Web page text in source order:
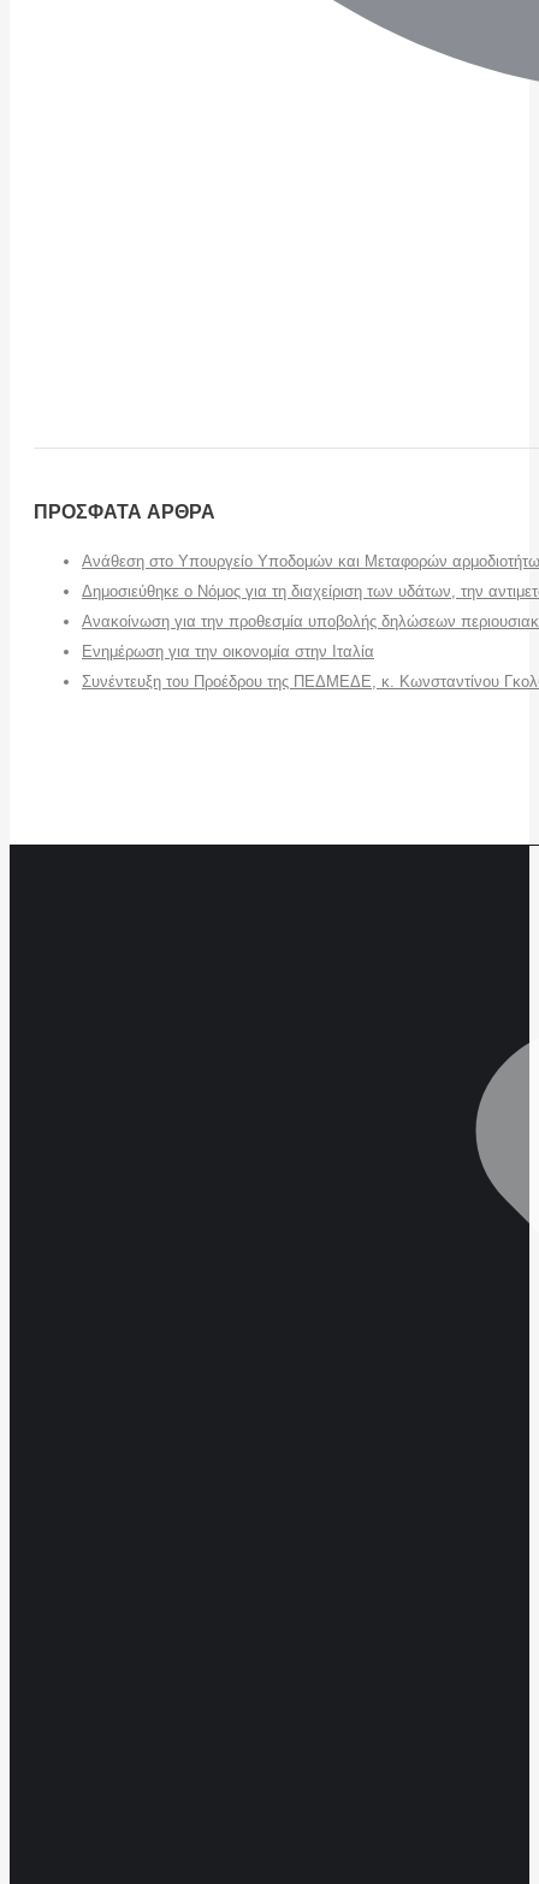
ΠΡΟΣΦΑΤΑ ΑΡΘΡΑ
Ανάθεση στο Υπουργείο Υποδομών και Μεταφορών
Δημοσιεύθηκε ο Νόμος για τη διαχείριση των υδάτων, την
Ανακοίνωση για την προθεσμία υποβολής δηλώσεων
Ενημέρωση για την οικονομία στην Ιταλία
Συνέντευξη του Προέδρου της ΠΕΔΜΕΔΕ, κ. Κωνσταντίνου